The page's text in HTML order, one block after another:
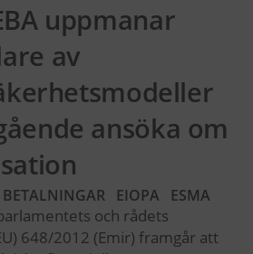
uppmanar
av
ansöka om
BETALNINGAR EIOPA ESMA
och rådets
648/2012 (Emir) framgår att